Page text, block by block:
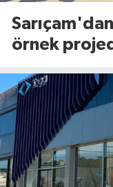
örnek